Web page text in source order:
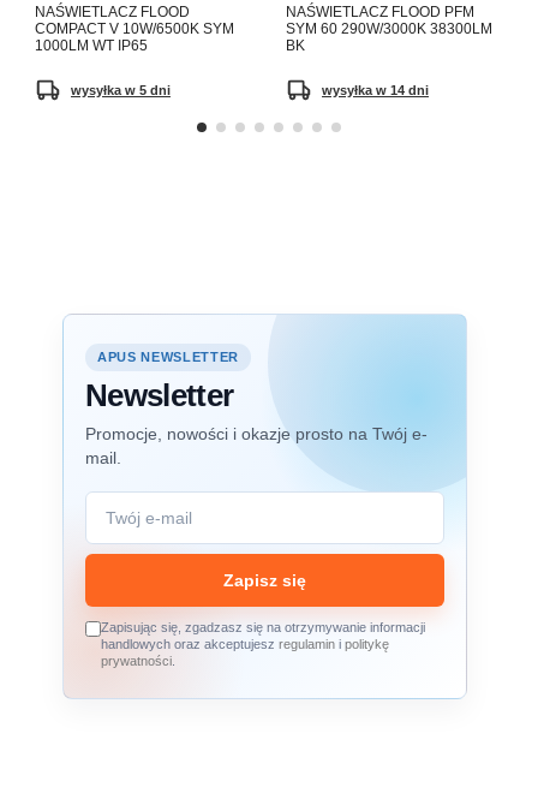
NAŚWIETLACZ FLOOD
COMPACT V 10W/6500K SYM
1000LM WT IP65
wysyłka w 5 dni
NAŚWIETLACZ FLOOD PFM
SYM 60 290W/3000K 38300LM
BK
wysyłka w 14 dni
APUS NEWSLETTER
Newsletter
Promocje, nowości i okazje prosto na Twój e-
mail.
Zapisz się
Zapisując się, zgadzasz się na otrzymywanie informacji
handlowych oraz akceptujesz regulamin i politykę
prywatności